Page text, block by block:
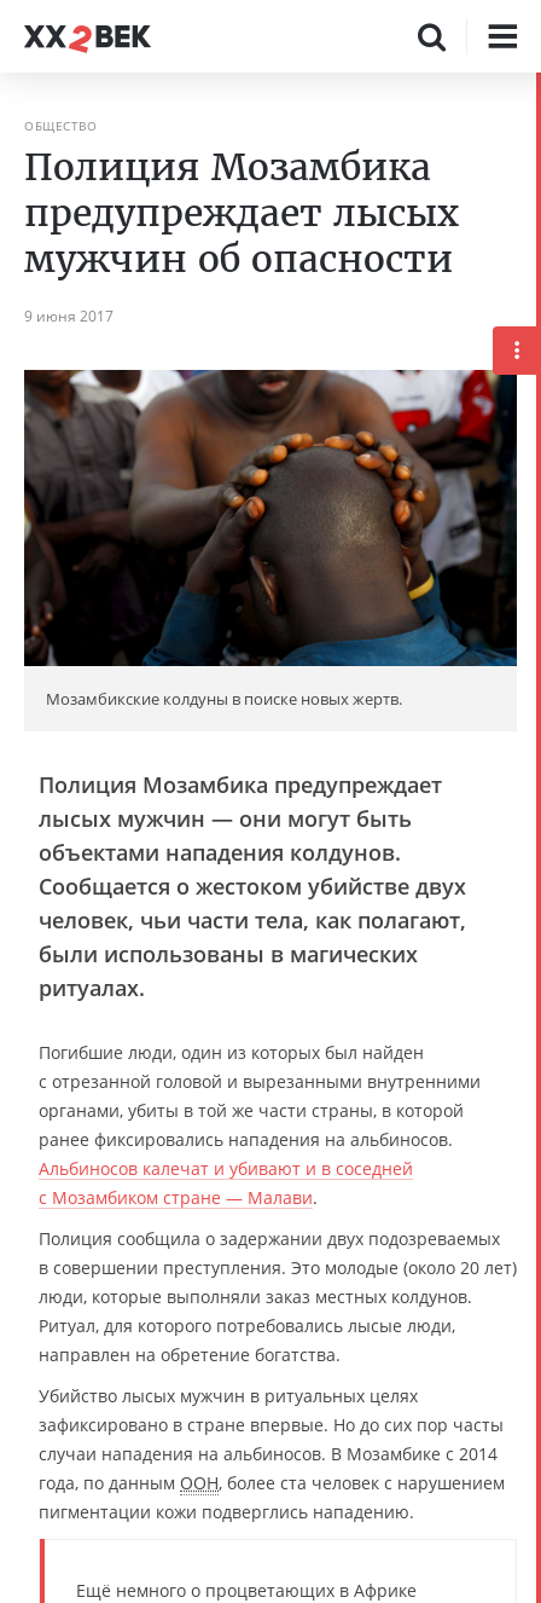
ОБЩЕСТВО
Полиция Мозамбика
предупреждает лысых
мужчин об опасности
9 июня 2017
Мозамбикские колдуны в поиске новых жертв.
Полиция Мозамбика предупреждает
лысых мужчин — они могут быть
объектами нападения колдунов.
Сообщается о жестоком убийстве двух
человек, чьи части тела, как полагают,
были использованы в магических
ритуалах.
Погибшие люди, один из которых был найден
с отрезанной головой и вырезанными внутренними
органами, убиты в той же части страны, в которой
ранее фиксировались нападения на альбиносов.
Альбиносов калечат и убивают и в соседней
с Мозамбиком стране — Малави.
Полиция сообщила о задержании двух подозреваемых
в совершении преступления. Это молодые (около 20 лет)
люди, которые выполняли заказ местных колдунов.
Ритуал, для которого потребовались лысые люди,
направлен на обретение богатства.
Убийство лысых мужчин в ритуальных целях
зафиксировано в стране впервые. Но до сих пор часты
случаи нападения на альбиносов. В Мозамбике с 2014
года, по данным ООН, более ста человек с нарушением
пигментации кожи подверглись нападению.
Ещё немного о процветающих в Африке